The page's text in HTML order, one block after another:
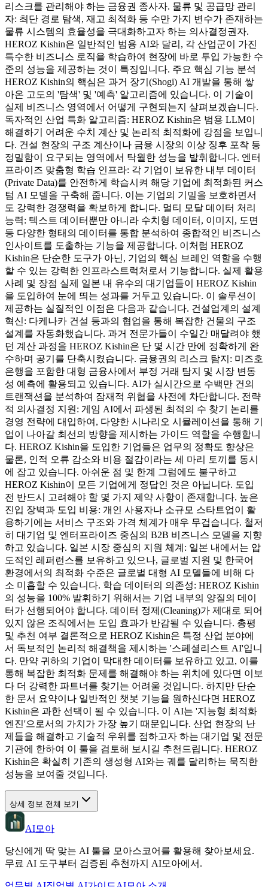
리스크를 관리해야 하는 금융권 종사자. 물류 및 공급망 관리
자: 최단 경로 탐색, 재고 최적화 등 수만 가지 변수가 존재하는
물류 시스템의 효율성을 극대화하고자 하는 의사결정권자.
HEROZ Kishin은 일반적인 범용 AI와 달리, 각 산업군이 가진
특수한 비즈니스 로직을 학습하여 현장에 바로 투입 가능한 수
준의 성능을 제공하는 것이 특징입니다. 주요 핵심 기능 분석
HEROZ Kishin의 핵심은 과거 장기(Shogi) AI 개발을 통해 쌓
아온 고도의 '탐색' 및 '예측' 알고리즘에 있습니다. 이 기술이
실제 비즈니스 영역에서 어떻게 구현되는지 살펴보겠습니다.
독자적인 산업 특화 알고리즘: HEROZ Kishin은 범용 LLM이
해결하기 어려운 수치 계산 및 논리적 최적화에 강점을 보입니
다. 건설 현장의 구조 계산이나 금융 시장의 이상 징후 포착 등
정밀함이 요구되는 영역에서 탁월한 성능을 발휘합니다. 엔터
프라이즈 맞춤형 학습 인프라: 각 기업이 보유한 내부 데이터
(Private Data)를 안전하게 학습시켜 해당 기업에 최적화된 커스
텀 AI 모델을 구축해 줍니다. 이는 기업의 기밀을 보호하면서
도 강력한 경쟁력을 확보하게 합니다. 멀티 모달 데이터 처리
능력: 텍스트 데이터뿐만 아니라 수치형 데이터, 이미지, 도면
등 다양한 형태의 데이터를 통합 분석하여 종합적인 비즈니스
인사이트를 도출하는 기능을 제공합니다. 이처럼 HEROZ
Kishin은 단순한 도구가 아닌, 기업의 핵심 브레인 역할을 수행
할 수 있는 강력한 인프라스트럭처로서 기능합니다. 실제 활용
사례 및 장점 실제 일본 내 유수의 대기업들이 HEROZ Kishin
을 도입하여 눈에 띄는 성과를 거두고 있습니다. 이 솔루션이
제공하는 실질적인 이점은 다음과 같습니다. 건설업계의 설계
혁신: 다케나카 건설 등과의 협업을 통해 복잡한 건물의 구조
설계를 자동화했습니다. 과거 전문가들이 수일간 매달려야 했
던 계산 과정을 HEROZ Kishin은 단 몇 시간 만에 정확하게 완
수하며 공기를 단축시켰습니다. 금융권의 리스크 탐지: 미즈호
은행을 포함한 대형 금융사에서 부정 거래 탐지 및 시장 변동
성 예측에 활용되고 있습니다. AI가 실시간으로 수백만 건의
트랜잭션을 분석하여 잠재적 위협을 사전에 차단합니다. 전략
적 의사결정 지원: 게임 AI에서 파생된 최적의 수 찾기 논리를
경영 전략에 대입하여, 다양한 시나리오 시뮬레이션을 통해 기
업이 나아갈 최선의 방향을 제시하는 가이드 역할을 수행합니
다. HEROZ Kishin을 도입한 기업들은 업무의 정확도 향상은
물론, 인적 오류 감소와 비용 절감이라는 세 마리 토끼를 동시
에 잡고 있습니다. 아쉬운 점 및 한계 그럼에도 불구하고
HEROZ Kishin이 모든 기업에게 정답인 것은 아닙니다. 도입
전 반드시 고려해야 할 몇 가지 제약 사항이 존재합니다. 높은
진입 장벽과 도입 비용: 개인 사용자나 소규모 스타트업이 활
용하기에는 서비스 구조와 가격 체계가 매우 무겁습니다. 철저
히 대기업 및 엔터프라이즈 중심의 B2B 비즈니스 모델을 지향
하고 있습니다. 일본 시장 중심의 지원 체계: 일본 내에서는 압
도적인 레퍼런스를 보유하고 있으나, 글로벌 지원 및 한국어
환경에서의 최적화 수준은 글로벌 대형 AI 모델들에 비해 다
소 미흡할 수 있습니다. 학습 데이터의 의존성: HEROZ Kishin
의 성능을 100% 발휘하기 위해서는 기업 내부의 양질의 데이
터가 선행되어야 합니다. 데이터 정제(Cleaning)가 제대로 되어
있지 않은 조직에서는 도입 효과가 반감될 수 있습니다. 총평
및 추천 여부 결론적으로 HEROZ Kishin은 특정 산업 분야에
서 독보적인 논리적 해결책을 제시하는 '스페셜리스트 AI'입니
다. 만약 귀하의 기업이 막대한 데이터를 보유하고 있고, 이를
통해 복잡한 최적화 문제를 해결해야 하는 위치에 있다면 이보
다 더 강력한 파트너를 찾기는 어려울 것입니다. 하지만 단순
한 문서 요약이나 일반적인 챗봇 기능을 원하신다면 HEROZ
Kishin은 과한 선택이 될 수 있습니다. 이 AI는 '지능형 최적화
엔진'으로서의 가치가 가장 높기 때문입니다. 산업 현장의 난
제들을 해결하고 기술적 우위를 점하고자 하는 대기업 및 전문
기관에 한하여 이 툴을 검토해 보시길 추천드립니다. HEROZ
Kishin은 확실히 기존의 생성형 AI와는 궤를 달리하는 묵직한
성능을 보여줄 것입니다.
상세 정보 전체 보기
AI모아
당신에게 딱 맞는 AI 툴을 모아스코어를 활용해 찾아보세요.
무료 AI 도구부터 검증된 추천까지 AI모아에서.